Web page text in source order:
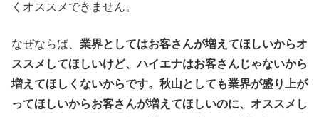
くオススメできません。
なぜならば、 業界としてはお客さんが増えてほしいからオ
ススメしてほしいけど、ハイエナはお客さんじゃないから
増えてほしくないからです。秋山としても業界が盛り上が
ってほしいからお客さんが増えてほしいのに、オススメし